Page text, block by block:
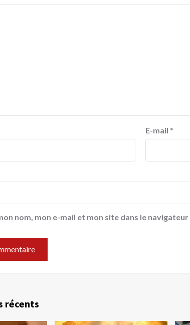
E-mail *
nom, mon e-mail et mon site dans le
récents